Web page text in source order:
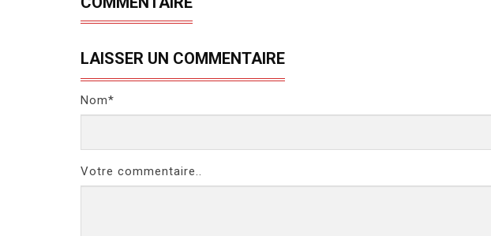
LAISSER UN COMMENTAIRE
Nom*
Votre commentaire..